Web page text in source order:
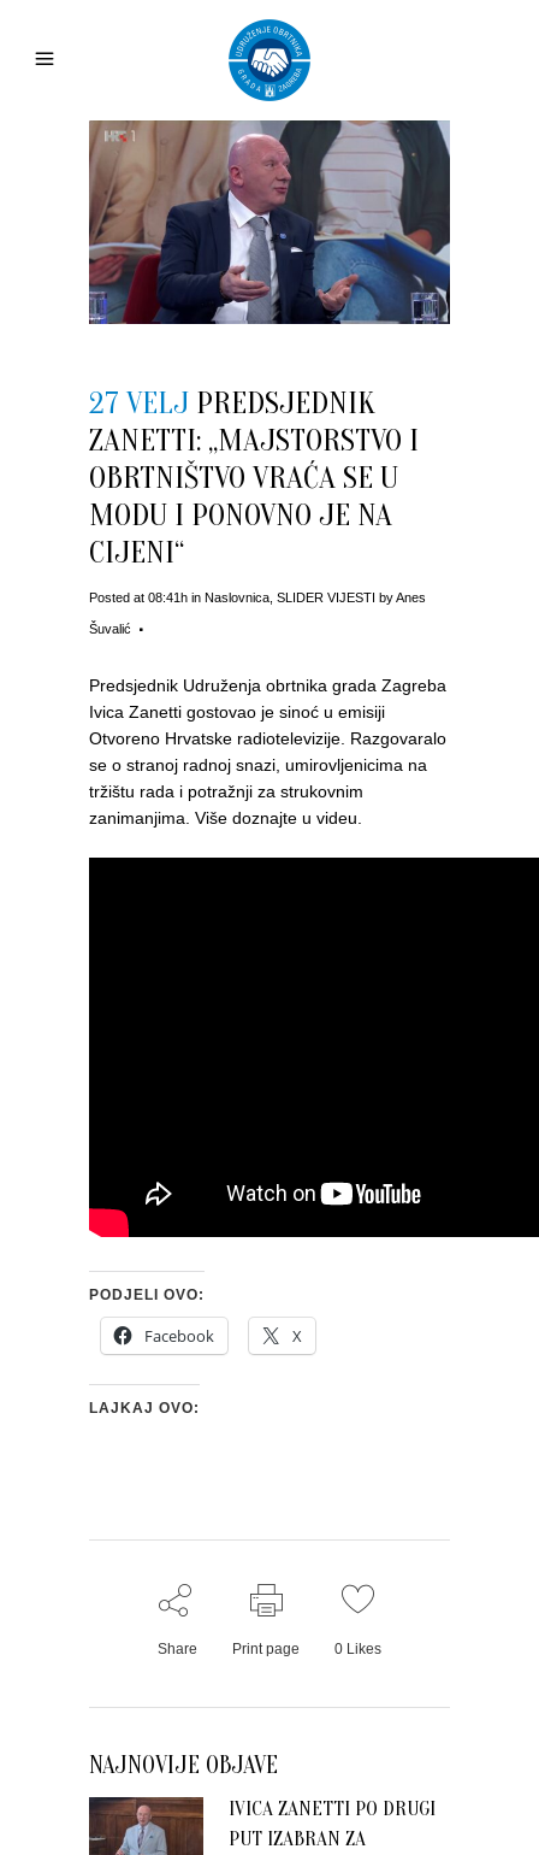
27 VELJ PREDSJEDNIK
ZANETTI: „MAJSTORSTVO I
OBRTNIŠTVO VRAĆA SE U
MODU I PONOVNO JE NA
CIJENI“
Posted at 08:41h in Naslovnica SLIDER VIJESTI byAnes
Šuvalić
Predsjednik Udruženja obrtnika grada Zagreba
Ivica Zanetti gostovao je sinoć u emisiji
Otvoreno Hrvatske radiotelevizije. Razgovaralo
se o stranoj radnoj snazi, umirovljenicima na
tržištu rada i potražnji za strukovnim
zanimanjima. Više doznajte u videu.
PODJELI OVO:
Facebook X
LAJKAJ OVO:
Share Print page 0 Likes
NAJNOVIJE OBJAVE
IVICA ZANETTI PO DRUGI
PUT IZABRAN ZA